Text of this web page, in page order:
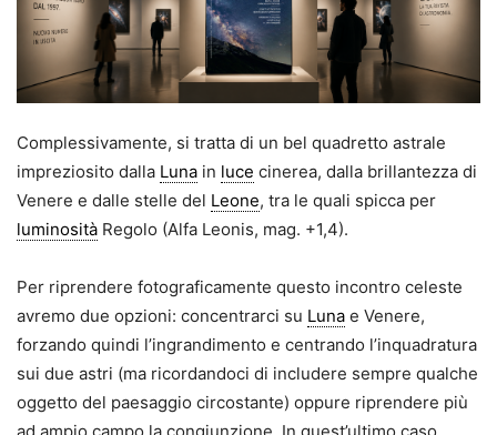
Complessivamente, si tratta di un bel quadretto astrale
impreziosito dalla Luna in luce cinerea, dalla brillantezza di
Venere e dalle stelle del Leone, tra le quali spicca per
luminosità Regolo (Alfa Leonis, mag. +1,4).
Per riprendere fotograficamente questo incontro celeste
avremo due opzioni: concentrarci su Luna e Venere,
forzando quindi l’ingrandimento e centrando l’inquadratura
sui due astri (ma ricordandoci di includere sempre qualche
oggetto del paesaggio circostante) oppure riprendere più